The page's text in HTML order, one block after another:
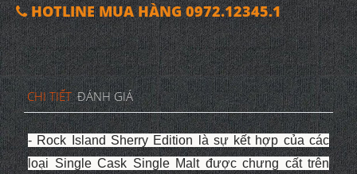
HOTLINE MUA HÀNG 0972.12345.1
CHI TIẾT ĐÁNH GIÁ
- Rock Island Sherry Edition là sự kết hợp của các
loại Single Cask Single Malt được chưng cất trên